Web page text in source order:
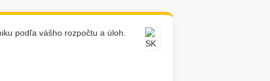
podľa vášho rozpočtu a úloh.